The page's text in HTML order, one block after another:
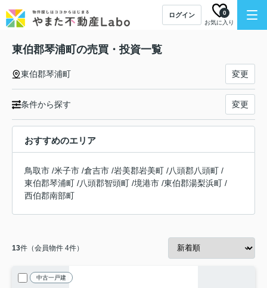
ログイン
お気に入り
0
東伯郡琴浦町の売買・投資一覧
東伯郡琴浦町 変更
条件から探す 変更
おすすめのエリア
鳥取市 /米子市 /倉吉市 /岩美郡岩美町 /八頭郡八頭町 /
東伯郡琴浦町 /八頭郡智頭町 /境港市 /東伯郡湯梨浜町 /
西伯郡南部町
13件（会員物件 4件）
中古一戸建